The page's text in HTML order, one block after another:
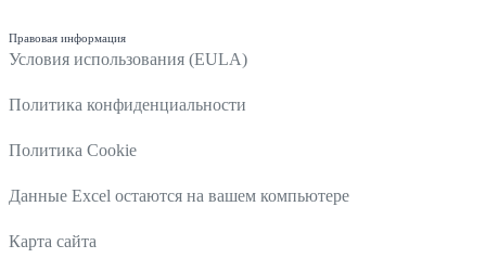
Правовая информация
Условия использования (EULA)
Политика конфиденциальности
Политика Cookie
Данные Excel остаются на вашем компьютере
Карта сайта